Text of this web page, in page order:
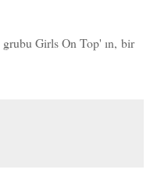
Girls On Top' ın, bir